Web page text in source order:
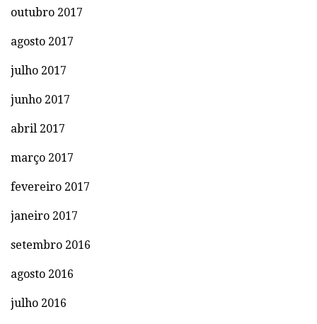
outubro 2017
agosto 2017
julho 2017
junho 2017
abril 2017
março 2017
fevereiro 2017
janeiro 2017
setembro 2016
agosto 2016
julho 2016